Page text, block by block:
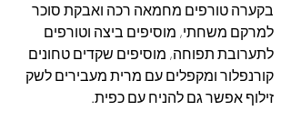
בקערה טורפים מחמאה רכה ואבקת סוכר
למרקם משחתי, מוסיפים ביצה וטורפים
לתערובת תפוחה, מוסיפים שקדים טחונים
קורנפלור ומקפלים עם מרית מעבירים לשק
זילוף אפשר גם להניח עם כפית.